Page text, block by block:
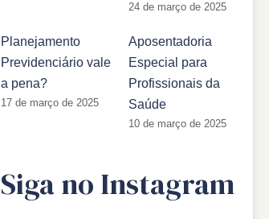
24 de março de 2025
Planejamento
Previdenciário vale
a pena?
17 de março de 2025
Aposentadoria
Especial para
Profissionais da
Saúde
10 de março de 2025
Siga no Instagram